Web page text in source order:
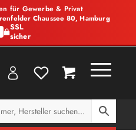
für Gewerbe & Privat
Chaussee 80, Hamburg
SSL
sicher